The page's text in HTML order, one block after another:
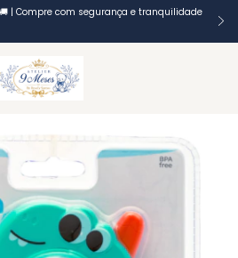
| Compre com segurança e tranquilidade